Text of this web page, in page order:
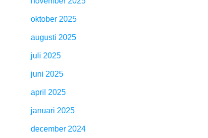
oktober 2025
augusti 2025
juli 2025
juni 2025
april 2025
januari 2025
december 2024